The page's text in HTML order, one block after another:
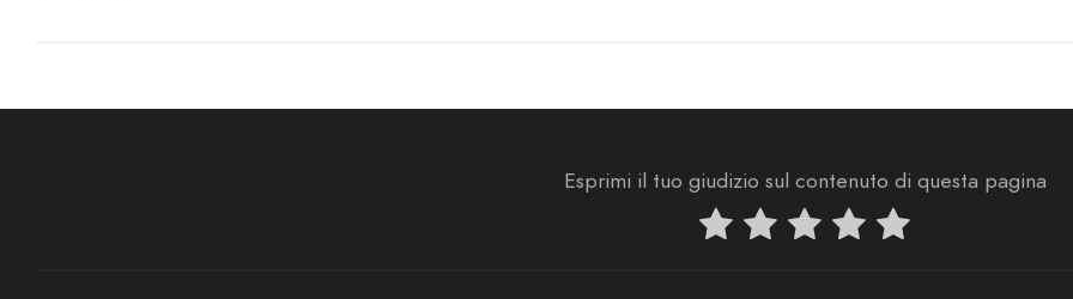
Esprimi il tuo giudizio sul contenuto di questa pagina